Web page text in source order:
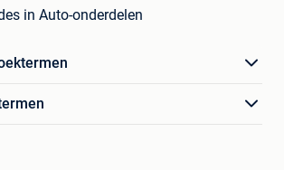
in Auto-onderdelen